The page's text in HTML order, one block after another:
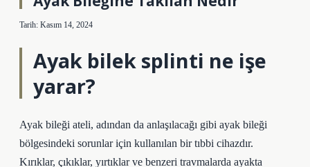
Tarih: Kasım 14, 2024
Ayak bilek splinti ne işe
yarar?
Ayak bileği ateli, adından da anlaşılacağı gibi ayak bileği
bölgesindeki sorunlar için kullanılan bir tıbbi cihazdır.
Kırıklar, çıkıklar, yırtıklar ve benzeri travmalarda ayakta